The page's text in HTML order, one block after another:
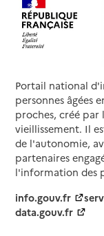
Portail national
personnes âgées
proches, créé
vieillissement. Il
de l'autonomie,
partenaires
l'information des
info.gouv.fr
data.gouv.fr